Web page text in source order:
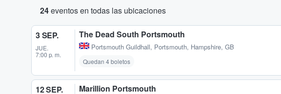
24eventos en todas las ubicaciones
3 SEP.
JUE.
7:00 p. m.
The Dead South Portsmouth
Portsmouth Guildhall, Portsmouth, Hampshire, GB
Quedan 4 boletos
12 SEP. Marillion Portsmouth